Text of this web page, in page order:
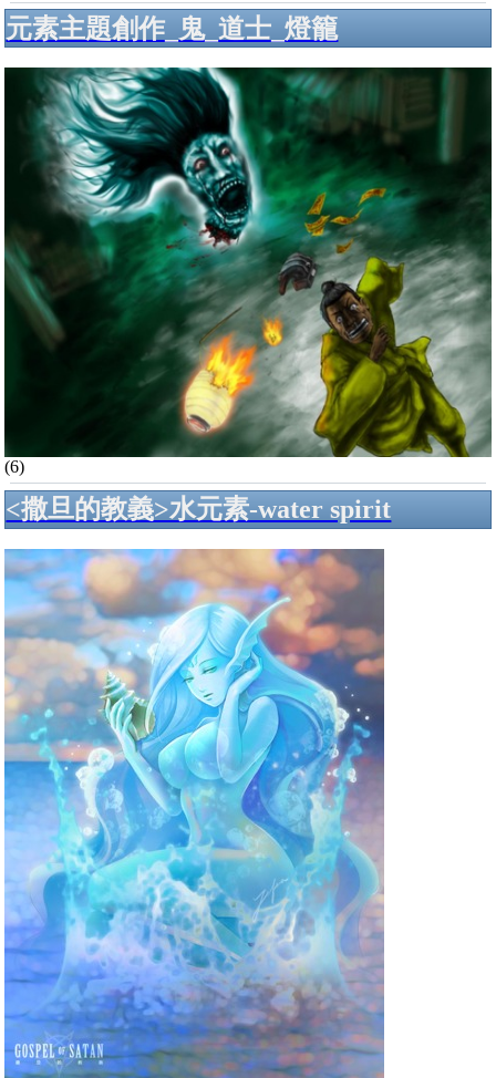
元素主題創作_鬼_道士_燈籠
(6)
<撒旦的教義>水元素-water spirit